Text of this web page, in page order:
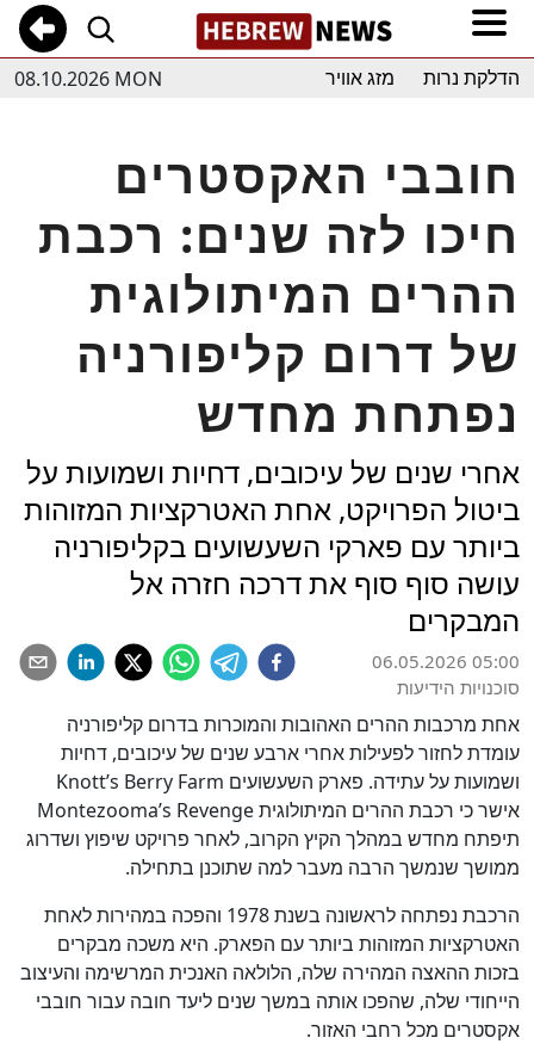
08.10.2026 MON הדלקת נרות מזג אוויר
חובבי האקסטרים
חיכו לזה שנים: רכבת
ההרים המיתולוגית
של דרום קליפורניה
נפתחת מחדש
אחרי שנים של עיכובים, דחיות ושמועות על
ביטול הפרויקט, אחת האטרקציות המזוהות
ביותר עם פארקי השעשועים בקליפורניה
עושה סוף סוף את דרכה חזרה אל
המבקרים
06.05.2026 05:00
סוכנויות הידיעות
אחת מרכבות ההרים האהובות והמוכרות בדרום קליפורניה
עומדת לחזור לפעילות אחרי ארבע שנים של עיכובים, דחיות
ושמועות על עתידה. פארק השעשועים Knott’s Berry Farm
אישר כי רכבת ההרים המיתולוגית Montezooma’s Revenge
תיפתח מחדש במהלך הקיץ הקרוב, לאחר פרויקט שיפוץ ושדרוג
ממושך שנמשך הרבה מעבר למה שתוכנן בתחילה.
הרכבת נפתחה לראשונה בשנת 1978 והפכה במהירות לאחת
האטרקציות המזוהות ביותר עם הפארק. היא משכה מבקרים
בזכות ההאצה המהירה שלה, הלולאה האנכית המרשימה והעיצוב
הייחודי שלה, שהפכו אותה במשך שנים ליעד חובה עבור חובבי
אקסטרים מכל רחבי האזור.